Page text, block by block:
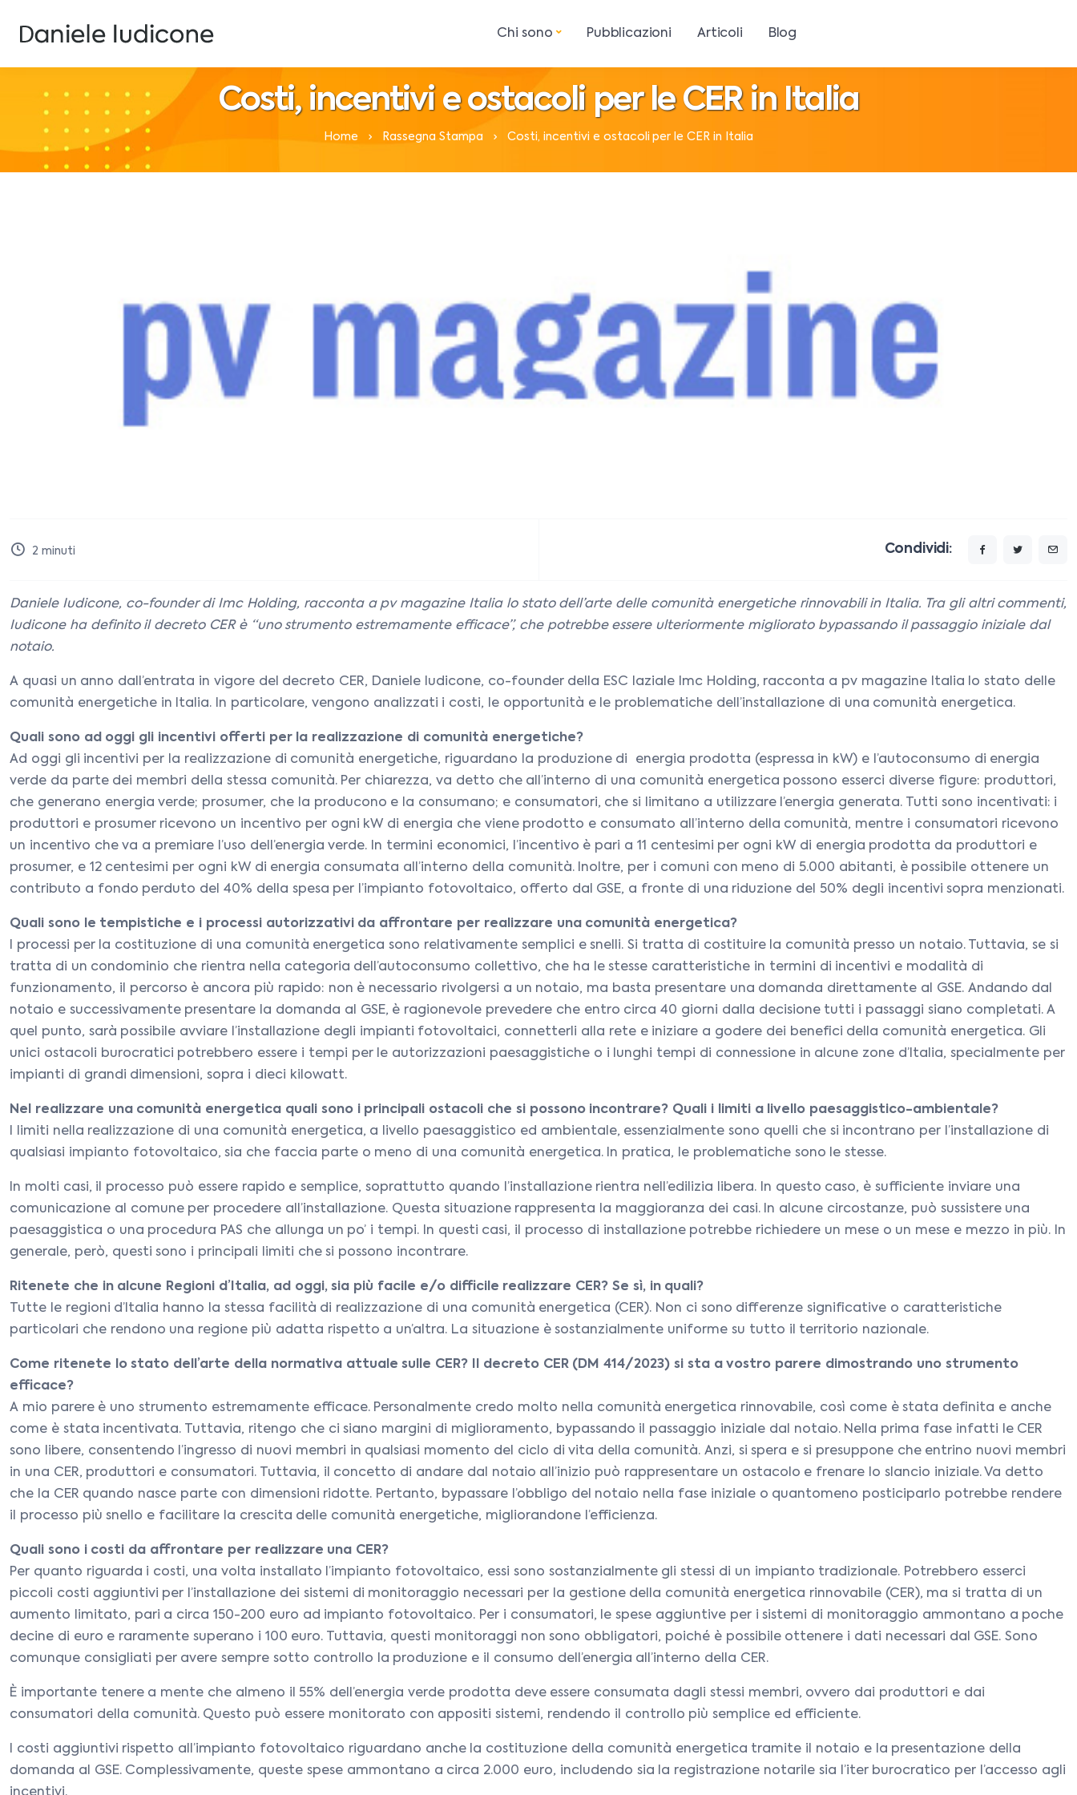
Chi sono Pubblicazioni Articoli Blog
Costi, incentivi e ostacoli per le CER in Italia
Home Rassegna Stampa Costi, incentivi e ostacoli per le CER in Italia
2 minuti Condividi:
Daniele Iudicone, co-founder di Imc Holding, racconta a pv magazine Italia lo stato dell’arte delle comunità energetiche rinnovabili in Italia. Tra gli altri commenti,
Iudicone ha definito il decreto CER è “uno strumento estremamente efficace”, che potrebbe essere ulteriormente migliorato bypassando il passaggio iniziale dal
notaio.
A quasi un anno dall’entrata in vigore del decreto CER, Daniele Iudicone, co-founder della ESC laziale Imc Holding, racconta a pv magazine Italia lo stato delle
comunità energetiche in Italia. In particolare, vengono analizzati i costi, le opportunità e le problematiche dell’installazione di una comunità energetica.
Quali sono ad oggi gli incentivi offerti per la realizzazione di comunità energetiche?
Ad oggi gli incentivi per la realizzazione di comunità energetiche, riguardano la produzione di energia prodotta (espressa in kW) e l’autoconsumo di energia
verde da parte dei membri della stessa comunità. Per chiarezza, va detto che all’interno di una comunità energetica possono esserci diverse figure: produttori,
che generano energia verde; prosumer, che la producono e la consumano; e consumatori, che si limitano a utilizzare l’energia generata. Tutti sono incentivati: i
produttori e prosumer ricevono un incentivo per ogni kW di energia che viene prodotto e consumato all’interno della comunità, mentre i consumatori ricevono
un incentivo che va a premiare l’uso dell’energia verde. In termini economici, l’incentivo è pari a 11 centesimi per ogni kW di energia prodotta da produttori e
prosumer, e 12 centesimi per ogni kW di energia consumata all’interno della comunità. Inoltre, per i comuni con meno di 5.000 abitanti, è possibile ottenere un
contributo a fondo perduto del 40% della spesa per l’impianto fotovoltaico, offerto dal GSE, a fronte di una riduzione del 50% degli incentivi sopra menzionati.
Quali sono le tempistiche e i processi autorizzativi da affrontare per realizzare una comunità energetica?
I processi per la costituzione di una comunità energetica sono relativamente semplici e snelli. Si tratta di costituire la comunità presso un notaio. Tuttavia, se si
tratta di un condominio che rientra nella categoria dell’autoconsumo collettivo, che ha le stesse caratteristiche in termini di incentivi e modalità di
funzionamento, il percorso è ancora più rapido: non è necessario rivolgersi a un notaio, ma basta presentare una domanda direttamente al GSE. Andando dal
notaio e successivamente presentare la domanda al GSE, è ragionevole prevedere che entro circa 40 giorni dalla decisione tutti i passaggi siano completati. A
quel punto, sarà possibile avviare l’installazione degli impianti fotovoltaici, connetterli alla rete e iniziare a godere dei benefici della comunità energetica. Gli
unici ostacoli burocratici potrebbero essere i tempi per le autorizzazioni paesaggistiche o i lunghi tempi di connessione in alcune zone d’Italia, specialmente per
impianti di grandi dimensioni, sopra i dieci kilowatt.
Nel realizzare una comunità energetica quali sono i principali ostacoli che si possono incontrare? Quali i limiti a livello paesaggistico-ambientale?
I limiti nella realizzazione di una comunità energetica, a livello paesaggistico ed ambientale, essenzialmente sono quelli che si incontrano per l’installazione di
qualsiasi impianto fotovoltaico, sia che faccia parte o meno di una comunità energetica. In pratica, le problematiche sono le stesse.
In molti casi, il processo può essere rapido e semplice, soprattutto quando l’installazione rientra nell’edilizia libera. In questo caso, è sufficiente inviare una
comunicazione al comune per procedere all’installazione. Questa situazione rappresenta la maggioranza dei casi. In alcune circostanze, può sussistere una
paesaggistica o una procedura PAS che allunga un po’ i tempi. In questi casi, il processo di installazione potrebbe richiedere un mese o un mese e mezzo in più. In
generale, però, questi sono i principali limiti che si possono incontrare.
Ritenete che in alcune Regioni d’Italia, ad oggi, sia più facile e/o difficile realizzare CER? Se sì, in quali?
Tutte le regioni d’Italia hanno la stessa facilità di realizzazione di una comunità energetica (CER). Non ci sono differenze significative o caratteristiche
particolari che rendono una regione più adatta rispetto a un’altra. La situazione è sostanzialmente uniforme su tutto il territorio nazionale.
Come ritenete lo stato dell’arte della normativa attuale sulle CER? Il decreto CER (DM 414/2023) si sta a vostro parere dimostrando uno strumento
efficace?
A mio parere è uno strumento estremamente efficace. Personalmente credo molto nella comunità energetica rinnovabile, così come è stata definita e anche
come è stata incentivata. Tuttavia, ritengo che ci siano margini di miglioramento, bypassando il passaggio iniziale dal notaio. Nella prima fase infatti le CER
sono libere, consentendo l’ingresso di nuovi membri in qualsiasi momento del ciclo di vita della comunità. Anzi, si spera e si presuppone che entrino nuovi membri
in una CER, produttori e consumatori. Tuttavia, il concetto di andare dal notaio all’inizio può rappresentare un ostacolo e frenare lo slancio iniziale. Va detto
che la CER quando nasce parte con dimensioni ridotte. Pertanto, bypassare l’obbligo del notaio nella fase iniziale o quantomeno posticiparlo potrebbe rendere
il processo più snello e facilitare la crescita delle comunità energetiche, migliorandone l’efficienza.
Quali sono i costi da affrontare per realizzare una CER?
Per quanto riguarda i costi, una volta installato l’impianto fotovoltaico, essi sono sostanzialmente gli stessi di un impianto tradizionale. Potrebbero esserci
piccoli costi aggiuntivi per l’installazione dei sistemi di monitoraggio necessari per la gestione della comunità energetica rinnovabile (CER), ma si tratta di un
aumento limitato, pari a circa 150-200 euro ad impianto fotovoltaico. Per i consumatori, le spese aggiuntive per i sistemi di monitoraggio ammontano a poche
decine di euro e raramente superano i 100 euro. Tuttavia, questi monitoraggi non sono obbligatori, poiché è possibile ottenere i dati necessari dal GSE. Sono
comunque consigliati per avere sempre sotto controllo la produzione e il consumo dell’energia all’interno della CER.
È importante tenere a mente che almeno il 55% dell’energia verde prodotta deve essere consumata dagli stessi membri, ovvero dai produttori e dai
consumatori della comunità. Questo può essere monitorato con appositi sistemi, rendendo il controllo più semplice ed efficiente.
I costi aggiuntivi rispetto all’impianto fotovoltaico riguardano anche la costituzione della comunità energetica tramite il notaio e la presentazione della
domanda al GSE. Complessivamente, queste spese ammontano a circa 2.000 euro, includendo sia la registrazione notarile sia l’iter burocratico per l’accesso agli